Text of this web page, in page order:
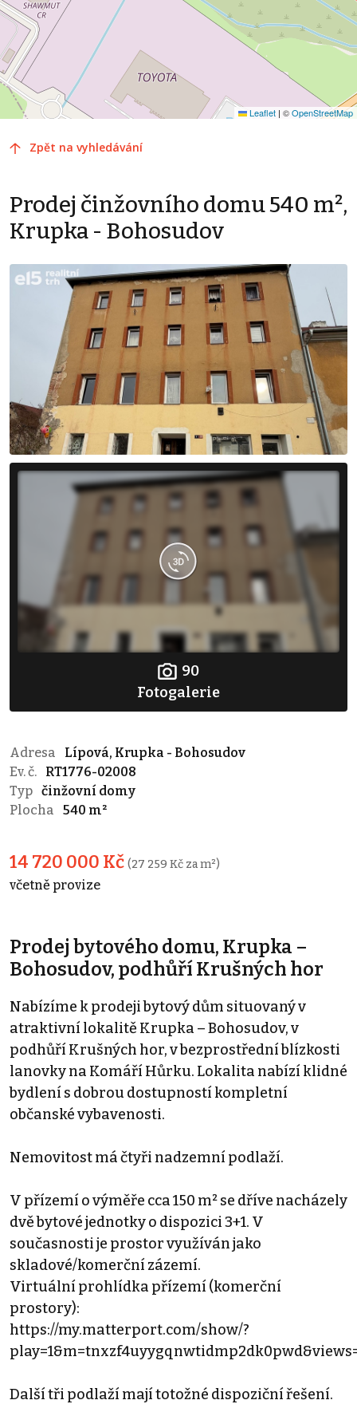
Leaflet | ©OpenStreetMap
Zpět na vyhledávání
Prodej činžovního domu 540 m²,
Krupka - Bohosudov
90
Fotogalerie
Adresa
Lípová, Krupka - Bohosudov
Ev. č.
RT1776-02008
Typ činžovní domy
Plocha
540 m²
14 720 000 Kč (27 259 Kč za m²)
včetně provize
Prodej bytového domu, Krupka –
Bohosudov, podhůří Krušných hor
Nabízíme k prodeji bytový dům situovaný v
atraktivní lokalitě Krupka – Bohosudov, v
podhůří Krušných hor, v bezprostřední blízkosti
lanovky na Komáří Hůrku. Lokalita nabízí klidné
bydlení s dobrou dostupností kompletní
občanské vybavenosti.
Nemovitost má čtyři nadzemní podlaží.
V přízemí o výměře cca 150 m² se dříve nacházely
dvě bytové jednotky o dispozici 3+1. V
současnosti je prostor využíván jako
skladové/komerční zázemí.
Virtuální prohlídka přízemí (komerční
prostory):
https://my.matterport.com/show/?
Další tři podlaží mají totožné dispoziční řešení.